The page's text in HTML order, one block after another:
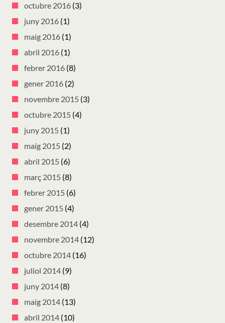
octubre 2016 (3)
juny 2016 (1)
maig 2016 (1)
abril 2016 (1)
febrer 2016 (8)
gener 2016 (2)
novembre 2015 (3)
octubre 2015 (4)
juny 2015 (1)
maig 2015 (2)
abril 2015 (6)
març 2015 (8)
febrer 2015 (6)
gener 2015 (4)
desembre 2014 (4)
novembre 2014 (12)
octubre 2014 (16)
juliol 2014 (9)
juny 2014 (8)
maig 2014 (13)
abril 2014 (10)